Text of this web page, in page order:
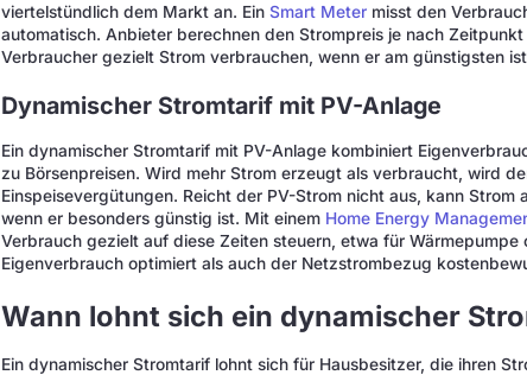
viertelstündlich dem Markt an. EinSmart Meter misst den
automatisch. Anbieter berechnen den Strompreis je nach
Verbraucher gezielt Strom verbrauchen, wenn er am günstigsten
Dynamischer Stromtarif mit PV-Anlage
Ein dynamischer Stromtarif mit PV-Anlage kombiniert
zu Börsenpreisen. Wird mehr Strom erzeugt als verbraucht, wird
Einspeisevergütungen. Reicht der PV-Strom nicht aus, kann Strom
wenn er besonders günstig ist. Mit einem Home Energy
Verbrauch gezielt auf diese Zeiten steuern, etwa für Wärmepumpe
Eigenverbrauch optimiert als auch der Netzstrombezug
Wann lohnt sich ein dynamischer
Ein dynamischer Stromtarif lohnt sich für Hausbesitzer, die ihren